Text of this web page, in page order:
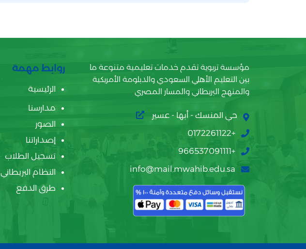
مؤسسة تربوية تقدم خدمات تعليمية متنوعة ما
بين التعليم الأهلي السعودي والدبلومة الأمريكية
والمنهج البريطاني والمسار المصري
حي المنسك - أبها - عسير
+0172261122
+966537091111
info@mail.mwahib.edu.sa
روابط مهمة
الرئيسية
مدارسنا
الصور
إصداراتنا
تسجيل الطلاب
النظام البريطاني
طرق الدفع